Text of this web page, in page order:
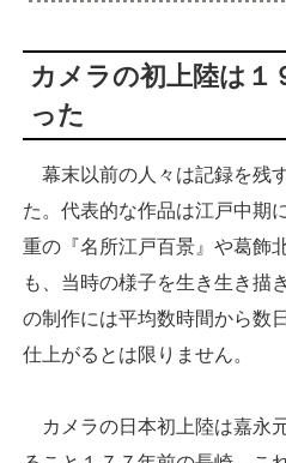
カメラの初上陸は１
った
幕末以前の人々は記録を残
た。代表的な作品は江戸中期
重の『名所江戸百景』や葛飾
も、当時の様子を生き生き描
の制作には平均数時間から数
仕上がるとは限りません。
カメラの日本初上陸は嘉永